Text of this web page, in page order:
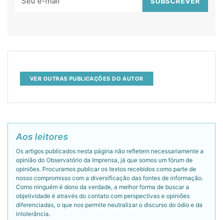
VER OUTRAS PUBLICAÇÕES DO AUTOR
Aos leitores
Os artigos publicados nesta página não refletem necessariamente a
opinião do Observatório da Imprensa, já que somos um fórum de
opiniões. Procuramos publicar os textos recebidos como parte de
nosso compromisso com a diversificação das fontes de informação.
Como ninguém é dono da verdade, a melhor forma de buscar a
objetividade é através do contato com perspectivas e opiniões
diferenciadas, o que nos permite neutralizar o discurso do ódio e da
intolerância.